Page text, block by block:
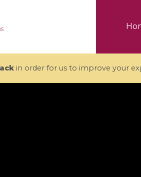
in order for us to improve your